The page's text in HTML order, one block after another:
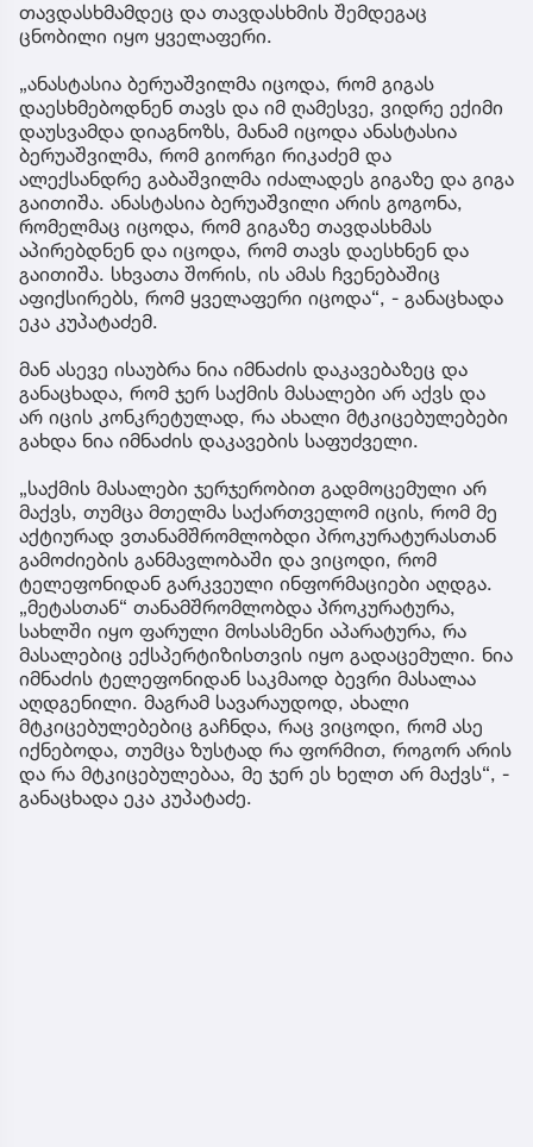
თავდასხმამდეც და თავდასხმის შემდეგაც
ცნობილი იყო ყველაფერი.
„ანასტასია ბერუაშვილმა იცოდა, რომ გიგას
დაესხმებოდნენ თავს და იმ ღამესვე, ვიდრე ექიმი
დაუსვამდა დიაგნოზს, მანამ იცოდა ანასტასია
ბერუაშვილმა, რომ გიორგი რიკაძემ და
ალექსანდრე გაბაშვილმა იძალადეს გიგაზე და გიგა
გაითიშა. ანასტასია ბერუაშვილი არის გოგონა,
რომელმაც იცოდა, რომ გიგაზე თავდასხმას
აპირებდნენ და იცოდა, რომ თავს დაესხნენ და
გაითიშა. სხვათა შორის, ის ამას ჩვენებაშიც
აფიქსირებს, რომ ყველაფერი იცოდა“, - განაცხადა
ეკა კუპატაძემ.
მან ასევე ისაუბრა ნია იმნაძის დაკავებაზეც და
განაცხადა, რომ ჯერ საქმის მასალები არ აქვს და
არ იცის კონკრეტულად, რა ახალი მტკიცებულებები
გახდა ნია იმნაძის დაკავების საფუძველი.
„საქმის მასალები ჯერჯერობით გადმოცემული არ
მაქვს, თუმცა მთელმა საქართველომ იცის, რომ მე
აქტიურად ვთანამშრომლობდი პროკურატურასთან
გამოძიების განმავლობაში და ვიცოდი, რომ
ტელეფონიდან გარკვეული ინფორმაციები აღდგა.
„მეტასთან“ თანამშრომლობდა პროკურატურა,
სახლში იყო ფარული მოსასმენი აპარატურა, რა
მასალებიც ექსპერტიზისთვის იყო გადაცემული. ნია
იმნაძის ტელეფონიდან საკმაოდ ბევრი მასალაა
აღდგენილი. მაგრამ სავარაუდოდ, ახალი
მტკიცებულებებიც გაჩნდა, რაც ვიცოდი, რომ ასე
იქნებოდა, თუმცა ზუსტად რა ფორმით, როგორ არის
და რა მტკიცებულებაა, მე ჯერ ეს ხელთ არ მაქვს“, -
განაცხადა ეკა კუპატაძე.